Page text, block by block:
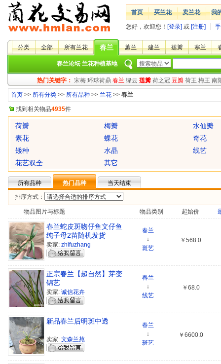
首页 买兰花 卖兰花 我
您好，欢迎您！ [登录] 或 [注册]
分类 全部 所有兰花 春兰 蕙兰 建兰 莲瓣 寒兰
春兰论坛 兰花种植基地
热门关键字： 宋梅 环球荷鼎 春兰 绿云 莲瓣 荷之冠 豆瓣 荷王 梅王 南
首页 >> 所有分类 >> 所有品种 >> 兰花 >> 春兰
找到相关物品4935件
荷瓣 梅瓣
水仙瓣
素花
蝶花
奇花
矮种
水晶
线艺
花艺双全
其它
所有品种 热门品种
当天结束
排序方式：
物品图片与标题 物品类别 起始价
春兰蛇皮斑吻仔鱼文仔鱼
纯子母2苗随机发货
卖家: zhifuzhang
春兰
↓
斑艺
￥568.0
正宗春兰【超自然】芽变
锦艺
卖家: 诚信花卉
春兰
↓
线艺
￥68.0
新品春兰后明斑中透
卖家: 文森兰苑
春兰
↓
斑艺
￥6600.0